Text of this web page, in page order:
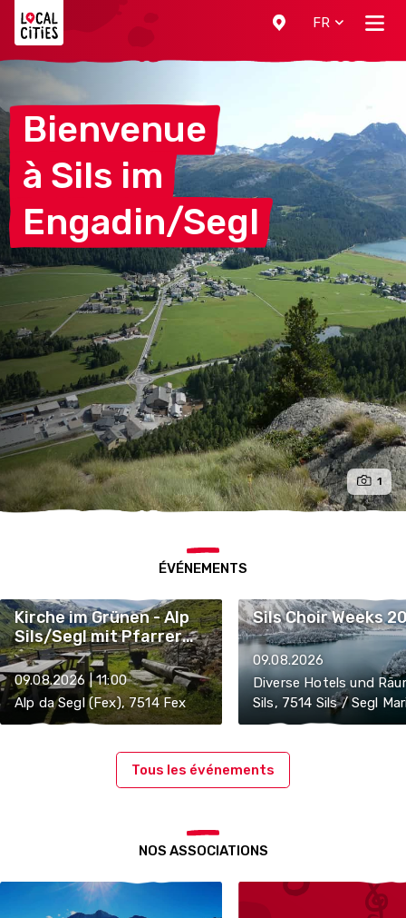
FR
Bienvenue
à Sils im
Engadin/Segl
1
ÉVÉNEMENTS
Kirche im Grünen - Alp
Sils/Segl mit Pfarrer
Christoph Zingg
09.08.2026 | 11:00
Alp da Segl (Fex), 7514 Fex
Sils Choir Weeks
09.08.2026
Diverse Hotels und
Sils, 7514 Sils / Segl
Tous les événements
NOS ASSOCIATIONS